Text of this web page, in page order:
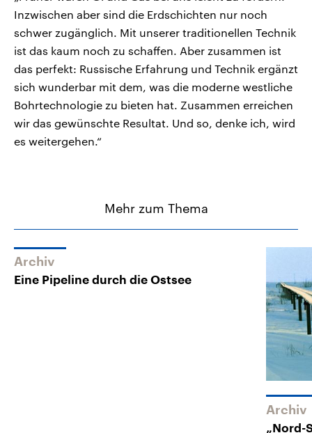
Inzwischen aber sind die Erdschichten nur noch
schwer zugänglich. Mit unserer traditionellen Technik
ist das kaum noch zu schaffen. Aber zusammen ist
das perfekt: Russische Erfahrung und Technik ergänzt
sich wunderbar mit dem, was die moderne westliche
Bohrtechnologie zu bieten hat. Zusammen erreichen
wir das gewünschte Resultat. Und so, denke ich, wird
es weitergehen.“
Mehr zum Thema
Archiv
Eine Pipeline durch die Ostsee
Archiv
„Nord-